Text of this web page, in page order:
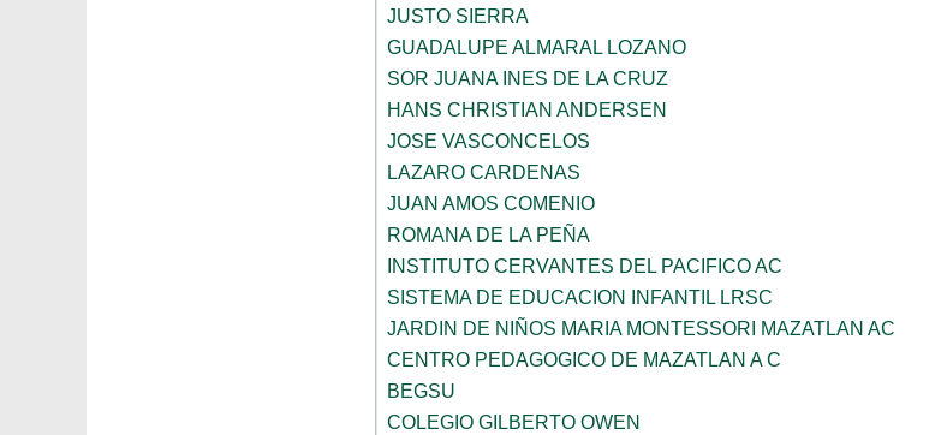
JUSTO SIERRA
GUADALUPE ALMARAL LOZANO
SOR JUANA INES DE LA CRUZ
HANS CHRISTIAN ANDERSEN
JOSE VASCONCELOS
LAZARO CARDENAS
JUAN AMOS COMENIO
ROMANA DE LA PEÑA
INSTITUTO CERVANTES DEL PACIFICO AC
SISTEMA DE EDUCACION INFANTIL LRSC
JARDIN DE NIÑOS MARIA MONTESSORI MAZATLAN AC
CENTRO PEDAGOGICO DE MAZATLAN A C
BEGSU
COLEGIO GILBERTO OWEN